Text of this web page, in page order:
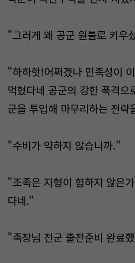
"그러게 왜 공군 원툴로 키우
"하하핫!어쩌겠나 민족성이
먹혔다네 공군의 강한 폭격으
군을 투입해 마무리하는 전략
"수비가 약하지 않습니까."
"조족은 지형이 험하지 않은
다네."
"족장님 전군 출전준비 완료